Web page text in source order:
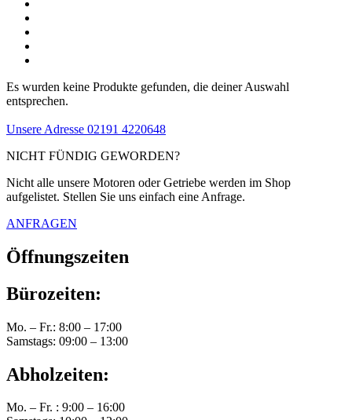
Es wurden keine Produkte gefunden, die deiner Auswahl
entsprechen.
Unsere Adresse 02191 4220648
NICHT FÜNDIG GEWORDEN?
Nicht alle unsere Motoren oder Getriebe werden im Shop
aufgelistet. Stellen Sie uns einfach eine Anfrage.
ANFRAGEN
Öffnungszeiten
Bürozeiten:
Mo. – Fr.: 8:00 – 17:00
Samstags: 09:00 – 13:00
Abholzeiten:
Mo. – Fr. : 9:00 – 16:00